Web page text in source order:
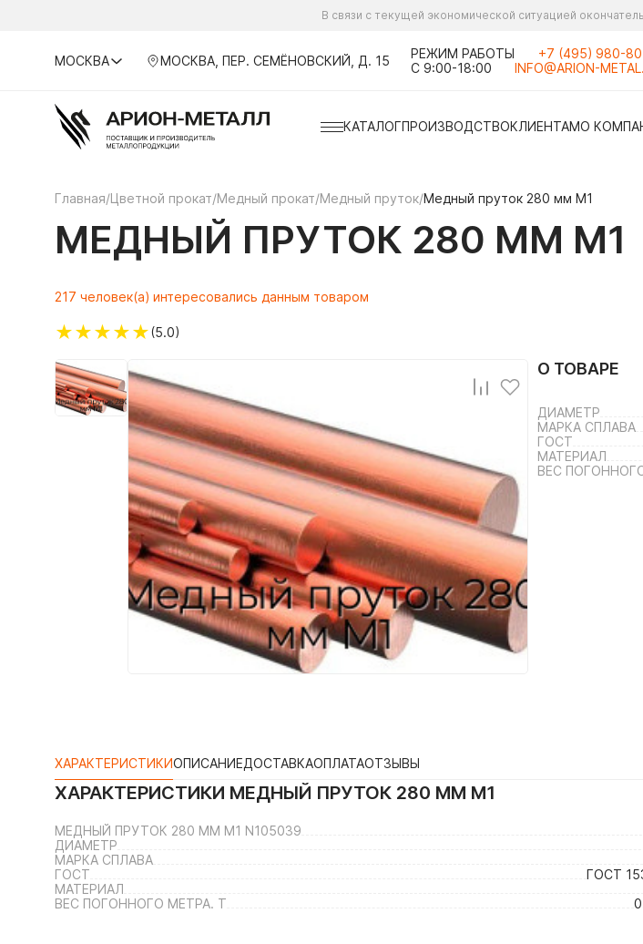
В связи с текущей экономической ситуацией
МОСКВА МОСКВА, ПЕР. СЕМЁНОВСКИЙ, Д. 15
РЕЖИМ РАБОТЫ
С 9:00-18:00
+7 (495) 980-
INFO@ARION-
КАТАЛОГПРОИЗВОДСТВОКЛИЕНТАМО
Главная/Цветной прокат/Медный прокат/Медный пруток/Медный пруток 280 мм М1
МЕДНЫЙ ПРУТОК 280 ММ М1
217 человек(а) интересовались данным товаром
★★★★★(5.0)
О ТОВАРЕ
ДИАМЕТР
МАРКА СПЛАВА
ГОСТ
МАТЕРИАЛ
ВЕС
ХАРАКТЕРИСТИКИОПИСАНИЕДОСТАВКАОПЛАТАОТЗЫВЫ
ХАРАКТЕРИСТИКИ МЕДНЫЙ ПРУТОК 280 ММ М1
МЕДНЫЙ ПРУТОК 280 ММ М1 N105039
ДИАМЕТР
МАРКА СПЛАВА
ГОСТ
ГОСТ
МАТЕРИАЛ
ВЕС ПОГОННОГО МЕТРА. Т